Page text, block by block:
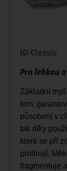
ID Classic
Pro lehkou
Základní
tom,
působení v
tak díky
které se při
prolínají.
fragmentuje